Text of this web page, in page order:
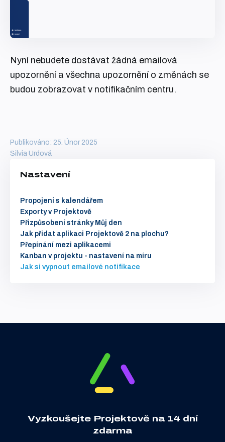
Nyní nebudete dostávat žádná emailová
upozornění a všechna upozornění o změnách se
budou zobrazovat v notifikačním centru.
Publikováno: 25. Únor 2025
Silvia Urdová
Nastavení
Propojení s kalendářem
Exporty v Projektově
Přizpůsobení stránky Můj den
Jak přidat aplikaci Projektově 2 na plochu?
Přepínání mezi aplikacemi
Kanban v projektu - nastavení na míru
Jak si vypnout emailové notifikace
Vyzkoušejte Projektově na 14 dní
zdarma